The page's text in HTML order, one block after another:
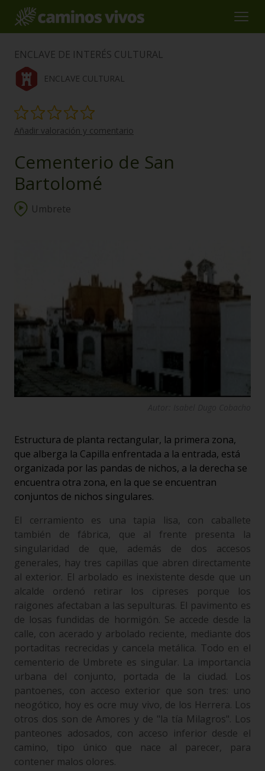
ENCLAVE DE INTERÉS CULTURAL
ENCLAVE CULTURAL
Añadir valoración y comentario
Cementerio de San
Bartolomé
Umbrete
Estructura de planta rectangular, la primera zona,
que alberga la Capilla enfrentada a la entrada, está
organizada por las pandas de nichos, a la derecha se
encuentra otra zona, en la que se encuentran
conjuntos de nichos singulares.
El cerramiento es una tapia lisa, con caballete
también de fábrica, que al frente presenta la
singularidad de que, además de dos accesos
generales, hay tres capillas que abren directamente
al exterior. El arbolado es inexistente desde que un
alcalde ordenó retirar los cipreses porque los
raigones afectaban a las sepulturas. El pavimento es
de losas fundidas de hormigón. Se accede desde la
calle, con acerado y arbolado reciente, mediante dos
portaditas recrecidas y cancela metálica. Todo en el
cementerio de Umbrete es singular. La importancia
urbana del conjunto, portada de la ciudad. Los
pantoenes, con acceso exterior que son tres: uno
neogótico, hoy es ocre muy vivo, de los Herrera. Los
otros dos son de Amores y de "la tía Milagros". Los
panteones adosados, con acceso inferior desde el
camino, tipo único que nace al parecer, para
contener malos olores.